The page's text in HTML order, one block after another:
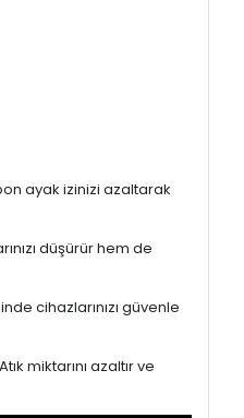
ayak izinizi azaltarak
düşürür hem de
cihazlarınızı güvenle
miktarını azaltır ve